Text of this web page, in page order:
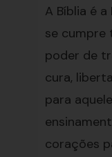
A Bíblia é
se cumpre
poder de
cura,
para
corações